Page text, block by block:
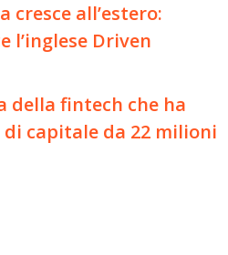
cresce all’estero:
l’inglese Driven
della fintech che ha
capitale da 22 milioni